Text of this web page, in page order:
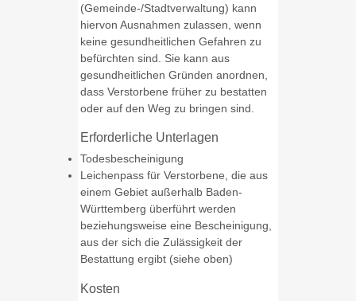
(Gemeinde-/Stadtverwaltung) kann
hiervon Ausnahmen zulassen, wenn
keine gesundheitlichen Gefahren zu
befürchten sind. Sie kann aus
gesundheitlichen Gründen anordnen,
dass Verstorbene früher zu bestatten
oder auf den Weg zu bringen sind.
Erforderliche Unterlagen
Todesbescheinigung
Leichenpass für Verstorbene, die aus
einem Gebiet außerhalb Baden-
Württemberg überführt werden
beziehungsweise eine Bescheinigung,
aus der sich die Zulässigkeit der
Bestattung ergibt (siehe oben)
Kosten